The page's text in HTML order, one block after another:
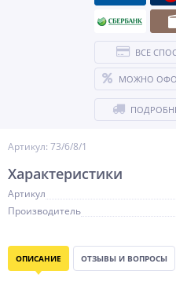
Артикул: 73/6/8/1
ВСЕ
МОЖНО
Характеристики
Артикул
Производитель
ОПИСАНИЕ ОТЗЫВЫ И ВОПРОСЫ